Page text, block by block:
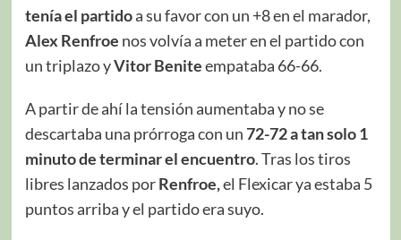
tenía el partidoa su favor con un +8 en el marador,
Alex Renfroe nos volvía a meter en el partido con
un triplazo yVitor Beniteempataba 66-66.
A partir de ahí la tensión aumentaba y no se
descartaba una prórroga con un72-72 a tan solo 1
minuto de terminar el encuentro. Tras los tiros
libres lanzados porRenfroe,el Flexicar ya estaba 5
puntos arriba y el partido era suyo.